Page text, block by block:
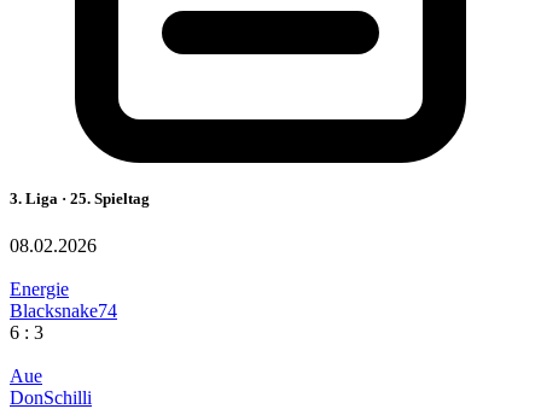
3. Liga · 25. Spieltag
08.02.2026
Energie
Blacksnake74
6 : 3
Aue
DonSchilli